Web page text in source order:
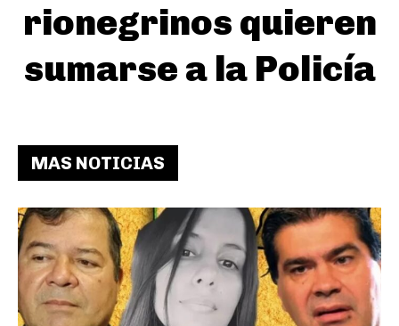
rionegrinos quieren
sumarse a la Policía
MAS NOTICIAS